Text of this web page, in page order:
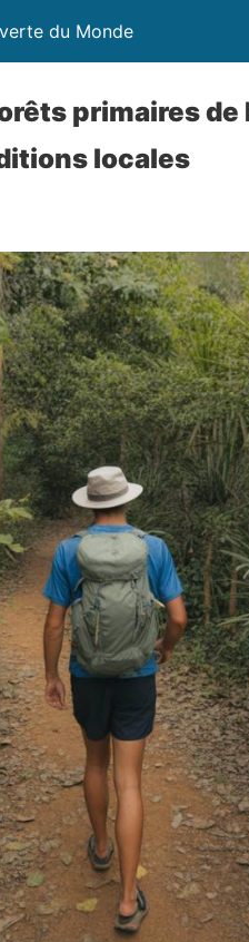
du Monde
primaires de
locales